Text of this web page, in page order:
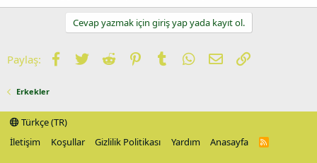
Cevap yazmak için giriş yap yada kayıt ol.
Paylaş: Facebook
TwitterReddit PinterestTumblrWhatsApp
E-postaLink
Erkekler
Türkçe (TR)
İletişim
Koşullar Gizlilik Politikası Yardım Anasayfa
R